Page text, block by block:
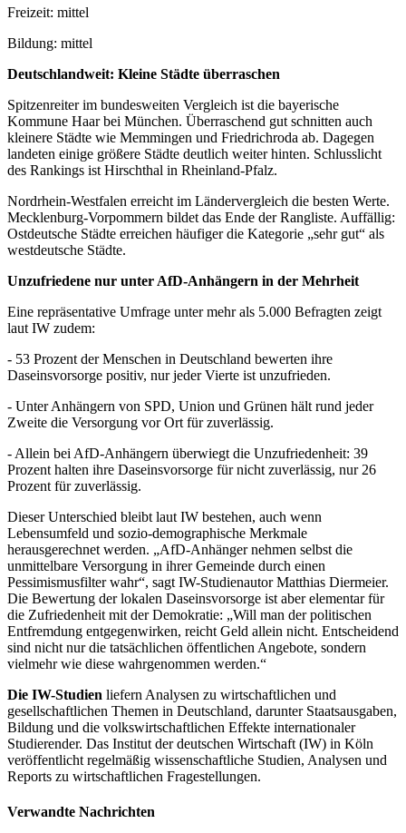
Freizeit: mittel
Bildung: mittel
Deutschlandweit: Kleine Städte überraschen
Spitzenreiter im bundesweiten Vergleich ist die bayerische
Kommune Haar bei München. Überraschend gut schnitten auch
kleinere Städte wie Memmingen und Friedrichroda ab. Dagegen
landeten einige größere Städte deutlich weiter hinten. Schlusslicht
des Rankings ist Hirschthal in Rheinland-Pfalz.
Nordrhein-Westfalen erreicht im Ländervergleich die besten Werte.
Mecklenburg-Vorpommern bildet das Ende der Rangliste. Auffällig:
Ostdeutsche Städte erreichen häufiger die Kategorie „sehr gut“ als
westdeutsche Städte.
Unzufriedene nur unter AfD-Anhängern in der Mehrheit
Eine repräsentative Umfrage unter mehr als 5.000 Befragten zeigt
laut IW zudem:
- 53 Prozent der Menschen in Deutschland bewerten ihre
Daseinsvorsorge positiv, nur jeder Vierte ist unzufrieden.
- Unter Anhängern von SPD, Union und Grünen hält rund jeder
Zweite die Versorgung vor Ort für zuverlässig.
- Allein bei AfD-Anhängern überwiegt die Unzufriedenheit: 39
Prozent halten ihre Daseinsvorsorge für nicht zuverlässig, nur 26
Prozent für zuverlässig.
Dieser Unterschied bleibt laut IW bestehen, auch wenn
Lebensumfeld und sozio-demographische Merkmale
herausgerechnet werden. „AfD-Anhänger nehmen selbst die
unmittelbare Versorgung in ihrer Gemeinde durch einen
Pessimismusfilter wahr“, sagt IW-Studienautor Matthias Diermeier.
Die Bewertung der lokalen Daseinsvorsorge ist aber elementar für
die Zufriedenheit mit der Demokratie: „Will man der politischen
Entfremdung entgegenwirken, reicht Geld allein nicht. Entscheidend
sind nicht nur die tatsächlichen öffentlichen Angebote, sondern
vielmehr wie diese wahrgenommen werden.“
Die IW-Studien liefern Analysen zu wirtschaftlichen und
gesellschaftlichen Themen in Deutschland, darunter Staatsausgaben,
Bildung und die volkswirtschaftlichen Effekte internationaler
Studierender. Das Institut der deutschen Wirtschaft (IW) in Köln
veröffentlicht regelmäßig wissenschaftliche Studien, Analysen und
Reports zu wirtschaftlichen Fragestellungen.
Verwandte Nachrichten